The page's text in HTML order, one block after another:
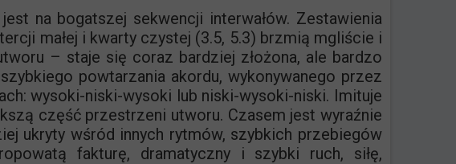
na bogatszej sekwencji interwałów. Zestawienia
małej i kwarty czystej (3.5, 5.3) brzmią mgliście i
– staje się coraz bardziej złożona, ale bardzo
powtarzania akordu, wykonywanego przez
wysoki-niski-wysoki lub niski-wysoki-niski. Imituje
część przestrzeni utworu. Czasem jest wyraźnie
ukryty wśród innych rytmów, szybkich przebiegów
fakturę, dramatyczny i szybki ruch, siłę,